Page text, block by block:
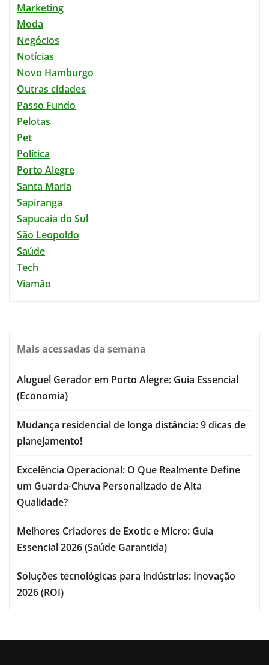
Marketing
Moda
Negócios
Notícias
Novo Hamburgo
Outras cidades
Passo Fundo
Pelotas
Pet
Política
Porto Alegre
Santa Maria
Sapiranga
Sapucaia do Sul
São Leopoldo
Saúde
Tech
Viamão
Mais acessadas da semana
Aluguel Gerador em Porto Alegre: Guia Essencial
(Economia)
Mudança residencial de longa distância: 9 dicas de
planejamento!
Excelência Operacional: O Que Realmente Define
um Guarda-Chuva Personalizado de Alta
Qualidade?
Melhores Criadores de Exotic e Micro: Guia
Essencial 2026 (Saúde Garantida)
Soluções tecnológicas para indústrias: Inovação
2026 (ROI)